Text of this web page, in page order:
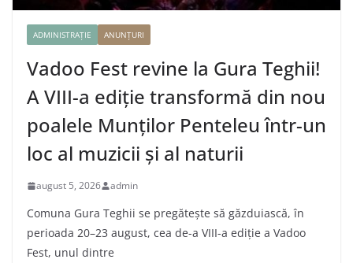
ADMINISTRAȚIE ANUNȚURI
Vadoo Fest revine la Gura Teghii!
A VIII-a ediție transformă din nou
poalele Munților Penteleu într-un
loc al muzicii și al naturii
august 5, 2026 admin
Comuna Gura Teghii se pregătește să găzduiască, în
perioada 20–23 august, cea de-a VIII-a ediție a Vadoo
Fest, unul dintre